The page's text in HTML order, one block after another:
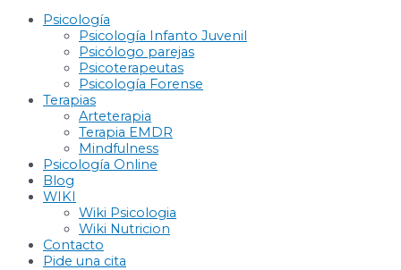
Psicología
Psicología Infanto Juvenil
Psicólogo parejas
Psicoterapeutas
Psicología Forense
Terapias
Arteterapia
Terapia EMDR
Mindfulness
Psicología Online
Blog
WIKI
Wiki Psicologia
Wiki Nutricion
Contacto
Pide una cita